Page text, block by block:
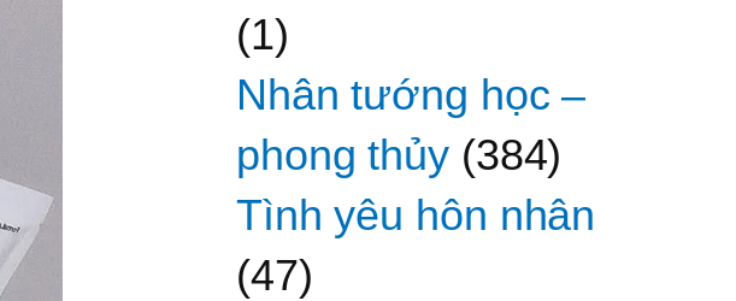
(1)
Nhân tướng học –
phong thủy(384)
Tình yêu hôn nhân
(47)